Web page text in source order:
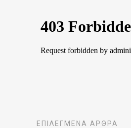
ΕΠΙΛΕΓΜΈΝΑ ΆΡΘΡΑ